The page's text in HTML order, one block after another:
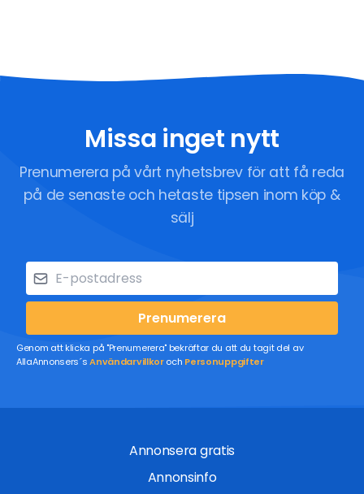
Missa inget nytt
Prenumerera på vårt nyhetsbrev för att få reda
på de senaste och hetaste tipsen inom köp &
sälj
Prenumerera
Genom att klicka på "Prenumerera" bekräftar du att du tagit del av
AllaAnnonsers´sAnvändarvillkoroch Personuppgifter
Annonsera gratis
Annonsinfo